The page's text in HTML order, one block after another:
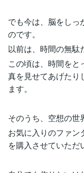
でも今は、脳をしっ
のです。
以前は、時間の無駄
この頃は、時間を
真を見せてあげたり
ます。
そのうち、空想の世
お気に入りのファン
を購入させていただ